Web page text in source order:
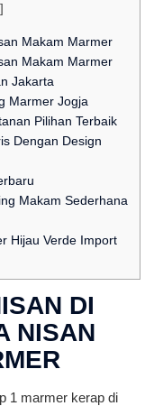
]
Makam Marmer
Makam Marmer
Jakarta
Marmer Jogja
Pilihan Terbaik
Dengan Design
Makam Sederhana
Hijau Verde Import
DI
NISAN
1 marmer kerap di